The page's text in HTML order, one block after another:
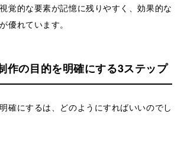
覚的な要素が記憶に残りやすく、効果的な
優れています。
作の目的を明確にする3ステップ
確にするは、どのようにすればいいのでし